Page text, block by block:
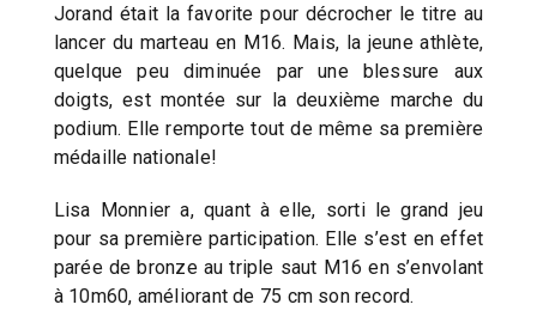
Jorand était la favorite pour décrocher le titre au
lancer du marteau en M16. Mais, la jeune athlète,
quelque peu diminuée par une blessure aux
doigts, est montée sur la deuxième marche du
podium. Elle remporte tout de même sa première
médaille nationale!
Lisa Monnier a, quant à elle, sorti le grand jeu
pour sa première participation. Elle s’est en effet
parée de bronze au triple saut M16 en s’envolant
à 10m60, améliorant de 75 cm son record.